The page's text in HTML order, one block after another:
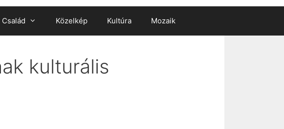
Család Közelkép Kultúra Mozaik
kulturális